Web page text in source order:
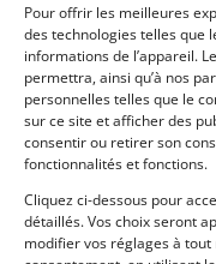
Pour offrir les meilleures
des technologies telles que
informations de l’appareil.
permettra, ainsi qu’à nos
personnelles telles que le
sur ce site et afficher des
consentir ou retirer son
fonctionnalités et fonctions.
Cliquez ci-dessous pour
détaillés. Vos choix seront
modifier vos réglages à